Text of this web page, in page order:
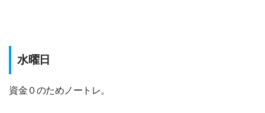
水曜日
資金０のためノートレ。